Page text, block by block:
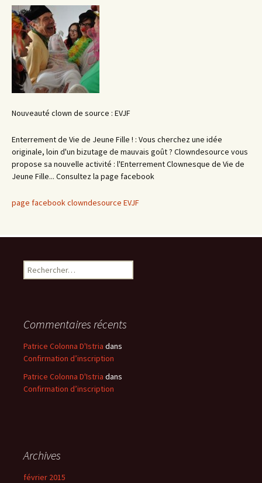
Nouveauté clown de source : EVJF
Enterrement de Vie de Jeune Fille ! : Vous cherchez une idée
originale, loin d'un bizutage de mauvais goût ? Clowndesource vous
propose sa nouvelle activité : l'Enterrement Clownesque de Vie de
Jeune Fille... Consultez la page facebook
page facebook clowndesource EVJF
Rechercher :
Commentaires récents
Patrice Colonna D'Istria dans
Confirmation d’inscription
Patrice Colonna D'Istria dans
Confirmation d’inscription
Archives
février 2015